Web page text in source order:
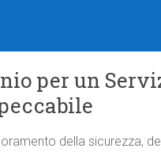
per un
della sicurezza,